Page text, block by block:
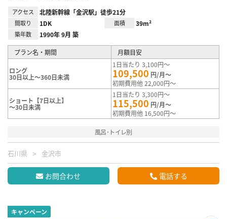
アクセス 北陸新幹線「金沢駅」徒歩21分
間取り 1DK 面積 39m²
築年数 1990年 9月 築
プラン名・期間 月額目安
ロング
30日以上～360日未満
1日当たり 3,100円～
109,500 円/月～
初期費用他 22,000円～
ショート【7日以上】
～30日未満
1日当たり 3,300円～
115,500 円/月～
初期費用他 16,500円～
風呂･トイレ別
石川県 金沢市
お問合わせ 電話する
キャンペーン